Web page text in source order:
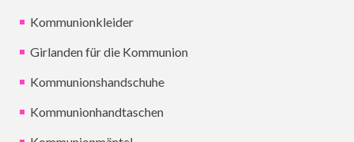
Kommunionkleider
Girlanden für die Kommunion
Kommunionshandschuhe
Kommunionhandtaschen